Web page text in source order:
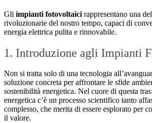
Gli impianti fotovoltaici rappresentano una
rivoluzionarie del nostro tempo, capaci di
energia elettrica pulita e rinnovabile.
1. Introduzione agli Impianti
Non si tratta solo di una tecnologia
soluzione concreta per affrontare le sfide
sostenibilità energetica. Nel cuore di questa
energetica c’è un processo scientifico tanto
complesso, che merita di essere esplorato per
il valore.